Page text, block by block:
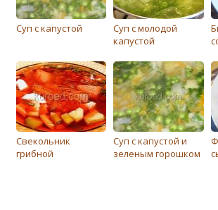
Суп с капустой
Суп с молодой
капустой
Свекольник
грибной
Суп с капустой и
зеленым горошком